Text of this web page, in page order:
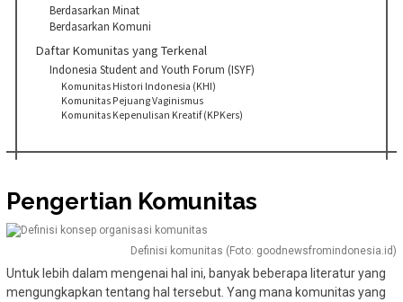
Berdasarkan Minat
Berdasarkan Komuni
Daftar Komunitas yang Terkenal
Indonesia Student and Youth Forum (ISYF)
Komunitas Histori Indonesia (KHI)
Komunitas Pejuang Vaginismus
Komunitas Kepenulisan Kreatif (KPKers)
Pengertian Komunitas
Definisi komunitas (Foto: goodnewsfromindonesia.id)
Untuk lebih dalam mengenai hal ini, banyak beberapa literatur yang
mengungkapkan tentang hal tersebut. Yang mana komunitas yang